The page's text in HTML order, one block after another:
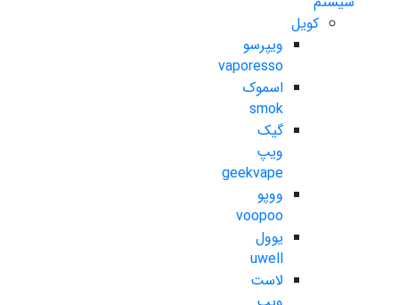
کویل
ویپرسو
vaporesso
اسموک
smok
گیک
ویپ
geekvape
ووپو
voopoo
یوول
uwell
لاست